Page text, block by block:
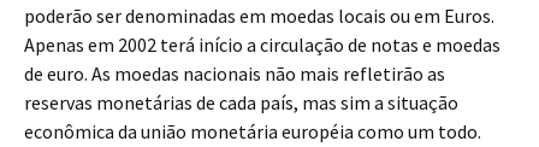
poderão ser denominadas em moedas locais ou em Euros.
Apenas em 2002 terá início a circulação de notas e moedas
de euro. As moedas nacionais não mais refletirão as
reservas monetárias de cada país, mas sim a situação
econômica da união monetária européia como um todo.